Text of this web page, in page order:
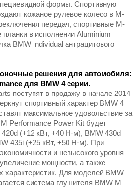
формы. Спортивную
кожаное рулевое колесо в M-
передач, спортивные M-
в исполнении Aluminium
BMW Individual антрацитового
решения для автомобиля:
для BMW 4 серии.
поступят в продажу в начале 2014
спортивный характер BMW 4
максимальное удовольствие за
Performance Power Kit будет
(+12 кВт, +40 Н·м), BMW 430d
435i (+25 кВт, +50 Н·м). При
и невысокого уровня
мощности, а также
характеристик. Для моделей BMW
система глушителя BMW M